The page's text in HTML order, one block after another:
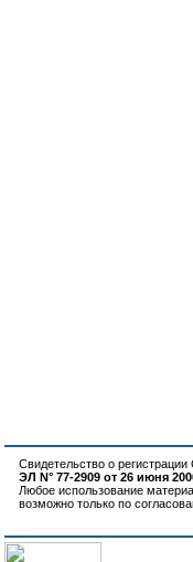
Свидетельство о
ЭЛ N° 77-2909 от 26 июня
Любое использование
возможно только по